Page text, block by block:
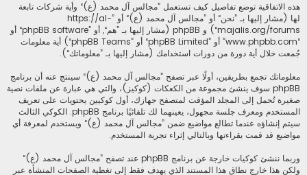
هذه الاتفاقية توضع تفاصيل كيف تستعمل ”مجالس آل محمد (ع)“ وأية شركات تابعة
لها (مشار إليها بـ ”نحن“ أو ”مجالس آل محمد (ع)“ أو ”https://al-
majalis.org/forums“) و phpBB (مشار إليها بـ ”هم“, أو ”phpBB software“ أو
“www.phpbb.com” أو ”phpBB Limited“ أو ”phpBB Teams“) أية معلومات
جُمعت خلال أية دورة من دورات استخدامك (مشار إليها بـ ”معلوماتك“).
معلوماتك تجمع بطريقين، أولًا عبر تصفح ”مجالس آل محمد (ع)“ سينتج عنه أن برنامج
phpBB سوف ينشئ مجموعة من الكعكات (كوكيز)، والتي هي عبارة عن ملفات نصية
صغيرة تُحمل إلى المجلد المؤقت لمتصفح جهازك، أول كوكيين يحتويات على تعريف
المستخدم ومعرف جلسة مجهول، يعينهما لك تلقائيًا برنامج phpBB. الكوكي الثالث
سيتم إنشاؤه عندما تطالع مواضيع ضمن ”مجالس آل محمد (ع)“ ويستخدم لمعرفة أي
مواضيع قد قمت بقراءتها وبالتالي إثراء تجربة المستخدم.
وربما ننشئ كوكيات خارجة عن برنامج phpBB عند تصفح ”مجالس آل محمد (ع)“
ولكن هذا خارج نطاق هذا المستند الذي يهدف فقط إلى تغطية الصفحات المنشأة عبر